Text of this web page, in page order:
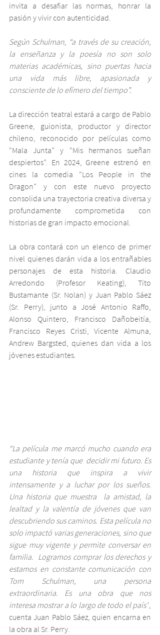
invita a desafiar las normas, honrar la
pasión y vivir con autenticidad.
Según Schulman, “a través de su creación,
la enseñanza y la poesía no son solo
materias académicas, sino puertas hacia
una vida más libre, apasionada y
consciente de lo efímero del tiempo”.
La dirección teatral estará a cargo de Pablo
Greene, guionista, productor y director
chileno, reconocido por películas como
“Mala Junta” y “Mis hermanos sueñan
despiertos”. En 2024, Greene estrenó en
cines la comedia “Los People in the
Dragon” y con este nuevo proyecto
consolida una trayectoria creativa diversa y
profundamente comprometida con
historias de gran impacto emocional.
La obra contará con un elenco de primer
nivel quienes darán vida a los entrañables
personajes de esta historia. Claudio
Arredondo (Profesor Keating), Tito
Bustamante (Sr. Nolan) y Juan Pablo Sáez
(Sr. Perry), junto a José Antonio Raffo,
Alonso Quintero, Francisco Dañobeitía,
Francisco Reyes Cristi, Vicente Almuna,
Andrew Bargsted, quienes dan vida a los
jóvenes estudiantes.
“La película me marcó mucho cuando era
estudiante y tenía que  decidir mi futuro. Es
una historia que inspira a vivir
intensamente y a luchar por los sueños.
Una historia que muestra  la amistad, la
lealtad y la valentía de jóvenes que van
descubriendo sus caminos. Esta película no
solo impactó varias generaciones, sino que
sigue muy vigente y permite conversar en
familia.  Logramos comprar los derechos y
estamos en constante comunicación con
Tom Schulman, una persona
extraordinaria. Es una obra que nos
interesa mostrar a lo largo de todo el país”
cuenta Juan Pablo Sáez, quien encarna en
la obra al Sr. Perry.